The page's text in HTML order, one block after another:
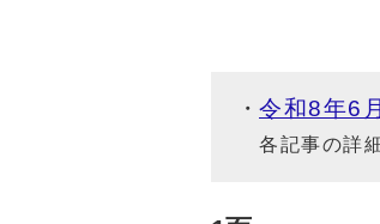
令和8年6
各記事の詳